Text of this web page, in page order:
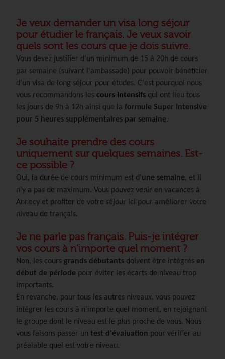
Je veux demander un visa long séjour
pour étudier le français. Je veux savoir
quels sont les cours que je dois suivre.
Vous devez justifier d'un minimum de 15 à 20h de cours
par semaine (suivant l'ambassade) pour pouvoir bénéficier
d'un visa de long séjour pour études. C'est pourquoi nous
vous recommandons les cours intensifs qui ont lieu tous
les jours de 9h à 12h ainsi que laformule Super Intensive
pour 5 heures supplémentaires par semaine.
Je souhaite prendre des cours
uniquement sur quelques semaines. Est-
ce possible ?
Oui, la durée de cours minimum est d'une semaine, et il
n'y a pas de maximum. Vous pouvez venir en vacances à
Annecy et profiter de votre séjour ici pour améliorer votre
niveau de français.
Je ne parle pas français. Puis-je intégrer
vos cours à n’importe quel moment ?
Non, les cours grands débutants doivent être intégrés en
début de période pour éviter les écarts de niveau trop
importants.
En revanche, pour tous les autres niveaux, vous pouvez
intégrer les cours à n'importe quel moment, en rejoignant
le groupe dont le niveau est le plus proche de vous. Nous
vous faisons passer untest d'évaluation pour vérifier au
préalable quel est votre niveau.